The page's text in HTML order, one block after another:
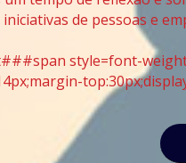
iniciativas de pessoas e
style=font-